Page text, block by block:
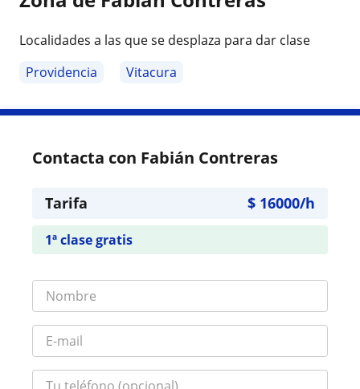
Localidades a las que se desplaza para dar clase
Providencia
Vitacura
Contacta con Fabián Contreras
Tarifa $ 16000/h
1ª clase gratis